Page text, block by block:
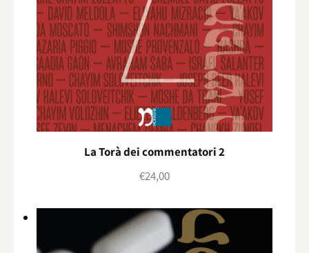
La Torà dei commentatori 2
€24,00